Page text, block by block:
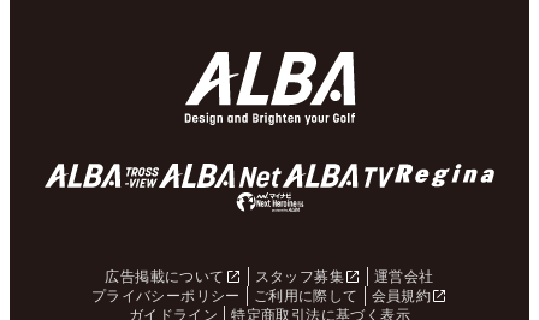
広告掲載について スタッフ募集
運営会社
プライバシーポリシー
ご利用に際して
会員規約
ガイドライン
特定商取引法に基づく表示